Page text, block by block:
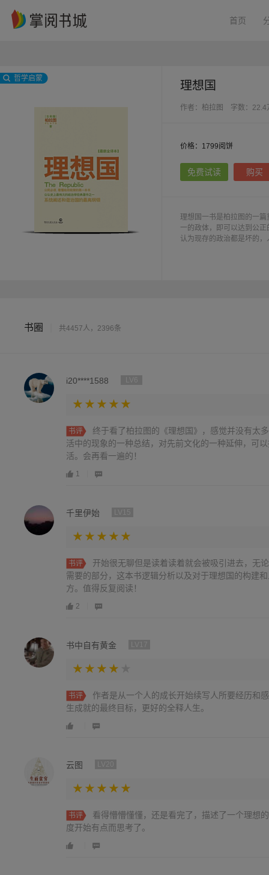
首页
哲学启蒙
理想国
作者：柏拉图 字数：22.4
价格：1799阅饼
免费试读 购买
理想国一书是柏拉图的一
一的政体，即可以达到公
认为现存的政治都是坏的
书圈 共4457人，2396条
i20****1588
书评
终于看了柏拉图的《理想国》，感觉并没有太
活中的现象的一种总结，对先前文化的一种延伸，可
活。会再看一遍的！
1
千里伊始
书评
开始很无聊但是读着读着就会被吸引进去，无
需要的部分，这本书逻辑分析以及对于理想国的构建
方。值得反复阅读！
2
书中自有黄金
书评
作者是从一个人的成长开始续写人所要经历和
生成就的最终目标，更好的全释人生。
云图
书评
看得懵懵懂懂，还是看完了，描述了一个理想
度开始有点而思考了。